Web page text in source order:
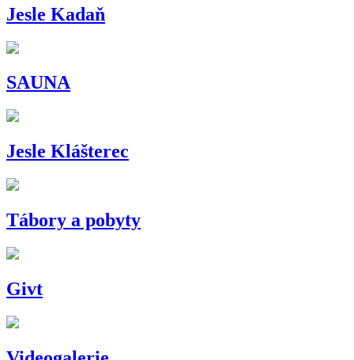
Jesle Kadaň
SAUNA
Jesle Klášterec
Tábory a pobyty
Givt